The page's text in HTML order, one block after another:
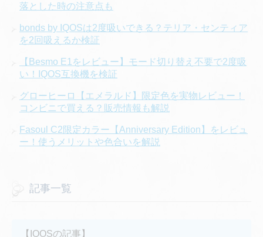
落とした時の注意点も
bonds by IQOSは2度吸いできる？テリア・センティア
を2回吸えるか検証
【Besmo E1をレビュー】モード切り替え不要で2度吸
い！IQOS互換機を検証
グローヒーロ【エメラルド】限定色を実物レビュー！
コンビニで買える？販売情報も解説
Fasoul C2限定カラー【Anniversary Edition】をレビュ
ー！使うメリットや色合いを解説
記事一覧
【IQOSの記事】